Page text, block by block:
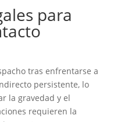
para
tras enfrentarse a
persistente, lo
la gravedad y el
requieren la